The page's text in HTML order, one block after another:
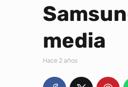
media
hace 2 años